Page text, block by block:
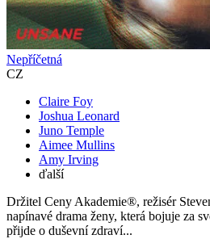
Nepříčetná
CZ
Claire Foy
Joshua Leonard
Juno Temple
Aimee Mullins
Amy Irving
ďalší
Držitel Ceny Akademie®, režisér
napínavé drama ženy, která bojuje za
přijde o duševní zdraví...